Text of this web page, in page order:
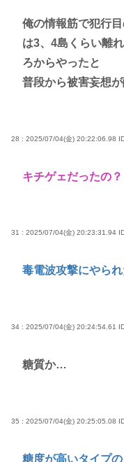
俺の情報筋で犯行
は3、4島くらい離
ろからやったと
普段から被害妄想
28 : 2025/07/04(金) 20:22:06.98
キチゲェだったの？
31 : 2025/07/04(金) 20:23:31.94
毒電波攻撃にやら
34 : 2025/07/04(金) 20:24:54.61
糖質か…
35 : 2025/07/04(金) 20:25:05.08
糖度が高いタイプ